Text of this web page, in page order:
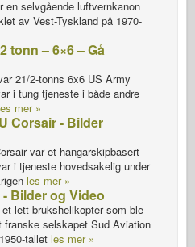
en selvgående luftvernkanon
av Vest-Tyskland på 1970-
tonn – 6×6 – Gå
21/2-tonns 6x6 US Army
i tung tjeneste i både andre
mer »
Corsair - Bilder
var et hangarskipbasert
i tjeneste hovedsakelig under
les mer »
Bilder og Video
lett brukshelikopter som ble
franske selskapet Sud Aviation
tallet les mer »